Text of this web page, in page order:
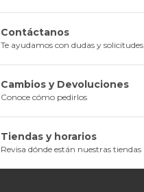
Contáctanos
Te ayudamos con dudas y solicitudes
Cambios y Devoluciones
Conoce cómo pedirlos
Tiendas y horarios
Revisa dónde están nuestras tiendas